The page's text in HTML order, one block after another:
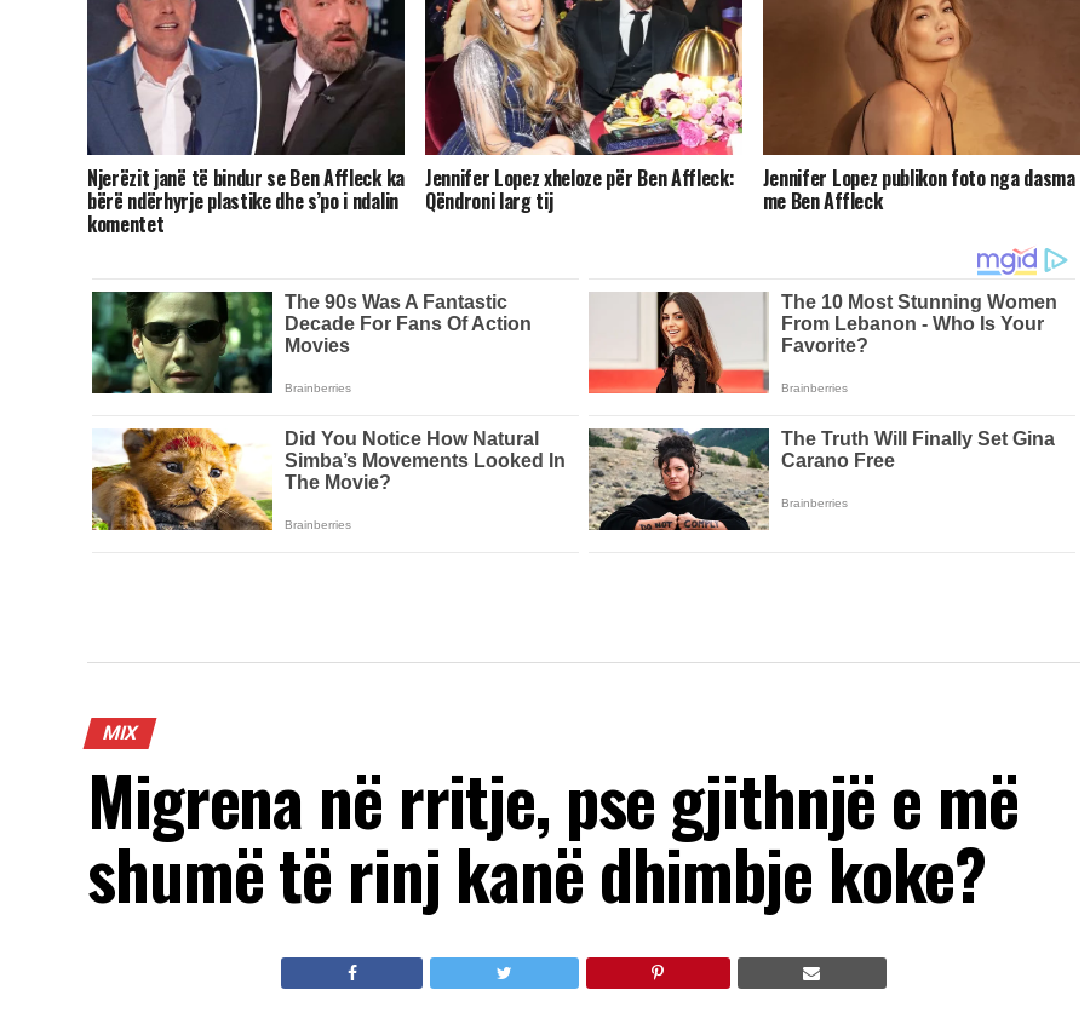
Njerëzit janë të bindur se Ben Affleck ka
bërë ndërhyrje plastike dhe s’po i ndalin
komentet
Jennifer Lopez xheloze për Ben Affleck:
Qëndroni larg tij
Jennifer Lopez publikon foto nga dasma
me Ben Affleck
MIX
Migrena në rritje, pse gjithnjë e më
shumë të rinj kanë dhimbje koke?